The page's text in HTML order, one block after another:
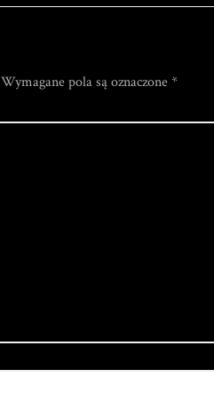
Wymagane pola są oznaczone*